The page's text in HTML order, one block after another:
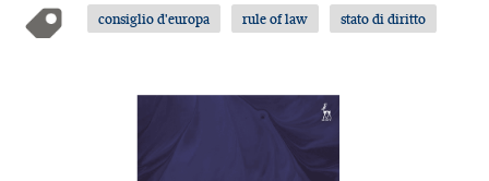
consiglio d'europa rule of law stato di diritto